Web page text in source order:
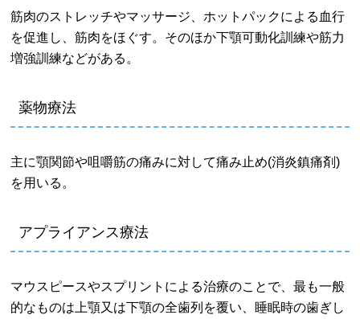
筋肉のストレッチやマッサージ、ホットパックによる血行
を促進し、筋肉をほぐす。そのほか下顎可動化訓練や筋力
増強訓練などがある。
薬物療法
主に顎関節や咀嚼筋の痛みに対して痛み止め(消炎鎮痛剤)
を用いる。
アプライアンス療法
マウスピースやスプリントによる治療のことで、最も一般
的なものは上顎又は下顎の全歯列を覆い、睡眠時の歯ぎし